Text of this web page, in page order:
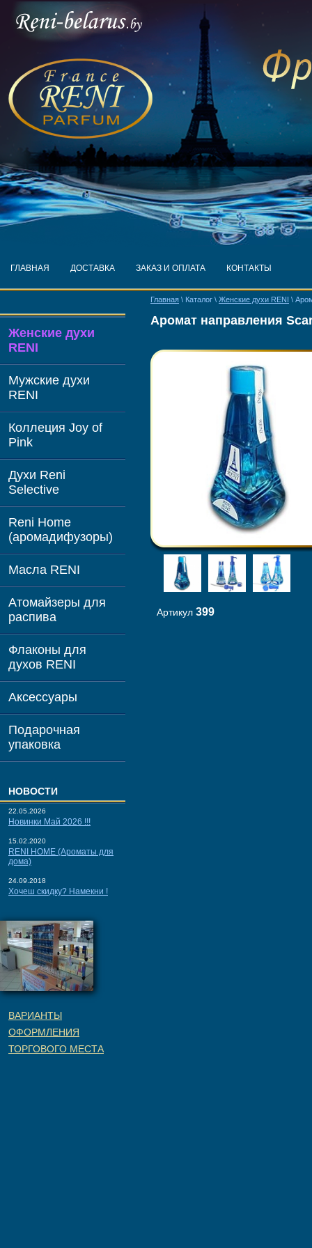
ГЛАВНАЯ ДОСТАВКА ЗАКАЗ И ОПЛАТА КОНТАКТЫ
Женские духи
RENI
Мужские духи
RENI
Коллеция Joy of
Pink
Духи Reni
Selective
Reni Home
(аромадифузоры)
Масла RENI
Атомайзеры для
распива
Флаконы для
духов RENI
Аксессуары
Подарочная
упаковка
НОВОСТИ
22.05.2026
Новинки Май 2026 !!!
15.02.2020
RENI HOME (Ароматы для
дома)
24.09.2018
Хочеш скидку? Намекни !
ВАРИАНТЫ
ОФОРМЛЕНИЯ
ТОРГОВОГО МЕСТА
Главная \ Каталог \ Женские духи RENI \
Аромат направления
Артикул 399